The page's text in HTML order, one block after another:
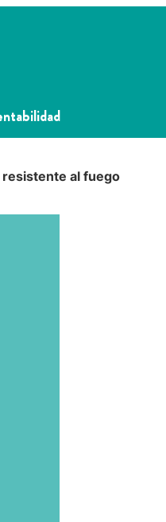
resistente al fuego